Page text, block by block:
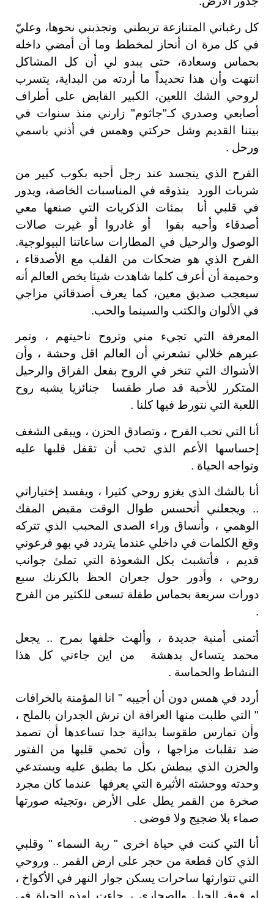
كل رغباتي المتنازعة تربطني وتجذبني نحوها، وعليّ
في كل مرة ان أنحاز لمخطط وما أن أمضي داخله
بحماس وسعادة، حتى يبدو لي أن كل المشاكل
انتهت وأن هذا تحديداً ما أردته من البداية، يتسرب
لروحي الشك اللعين، الكبير القابض على أطراف
أصابعي وصدري كـ"جاثوم" زارني منذ سنوات في
بيتنا القديم وشل حركتي وهمس في أذني باسمي
ورحل .
الفرح الذي يتجسد عند رجل أحبه بكوب كبير من
شربات الورد يتذوقه في المناسبات الخاصة، ويدور
في قلبي أنا بمئات الذكريات التي صنعها معي
أصدقاء وأحبه بقوا أو غادروا أو غيرت صالات
الوصول والرحيل في المطارات ساعاتنا البيولوجية.
الفرح الذي هو ضحكات من القلب مع الأصدقاء ،
وحميمة أن أعرف كلما شاهدت شيئا يخص العالم أنه
سيعجب صديق معين، كما يعرف أصدقائي مزاجي
في الألوان والكتب والسينما والحب.
المعرفة التي تجيء مني وتروح ناحيتهم ، وتمر
عبرهم خلالي تشعرني أن العالم اقل وحشة ، وأن
الأشواك التي تنخر في الروح بفعل الفراق والرحيل
المتكرر للأحبة قد صار طقسا جنائزيا يشبه روح
اللعبة التي نتورط فيها كلنا .
أنا التي تحب الفرح ، وتصادق الحزن ، ويبقى الشغف
إحساسها الأعم الذي تحب أن تقفل قلبها عليه
وتواجه الحياة .
أنا بالشك الذي يغزو روحي كثيرا ، ويفسد إختياراتي
.. ويجعلني أتحسس طوال الوقت مقبض المفك
الوهمي ، وأنساق وراء الصدى المحبب الذي تتركه
وقع الكلمات في داخلي عندما يتردد في بهو فرعوني
قديم ، فأتشبث بكل الشعوذة التي تملئ جوانب
روحي ، وأدور حول جعران الحظ بالكرنك سبع
دورات سريعة بحماس طفلة تسعى للكثير من الفرح
.
أتمنى أمنية جديدة ، وألهث خلفها بمرح .. يجعل
محمد يتساءل بدهشة من اين جاءني كل هذا
النشاط والحماسة .
أردد في همس دون أن أجيبه " انا المؤمنة بالخرافات
" التي طلبت منها العرافة ان ترش الجدران بالملح ،
وأن تمارس طقوسا بدائية جدا تساعدها أن تصمد
ضد تقلبات مزاجها ، وأن تحمي قلبها من الفتور
والحزن الذي يبطش بكل ما يطبق عليه ويستدعي
وحدته ووحشته الأثيرة التي يعرفها عندما كان مجرد
صخرة من القمر يطل على الأرض ،وتجيئه صورتها
صماء بلا ضجيج ولا فوضى .
أنا التي كنت في حياة اخرى " ربة السماء " وقلبي
الذي كان قطعة من حجر على ارض القمر .. وروحي
التي تتوارثها ساحرات يسكن جوار النهر في الأكواخ ،
او فوق الجبل والصحاري ، جاءت لهذه الحياة في